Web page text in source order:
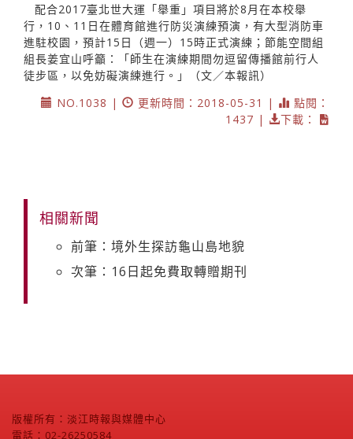
配合2017臺北世大運「舉重」項目將於8月在本校舉
行，10、11日在體育館進行防災演練預演，有大型消防車
進駐校園，預計15日（週一）15時正式演練；節能空間組
組長姜宜山呼籲：「師生在演練期間勿逗留傳播館前行人
徒步區，以免妨礙演練進行。」（文／本報訊）
NO.1038 |
更新時間：2018-05-31 |
點閱：
1437 |
下載：
相關新聞
前筆：境外生探訪龜山島地貌
次筆：16日起免費取轉贈期刊
版權所有：淡江時報與媒體中心
電話：02-26250584